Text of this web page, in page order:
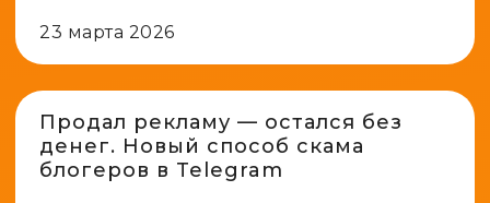
23 марта 2026
Продал рекламу — остался без
денег. Новый способ скама
блогеров в Telegram